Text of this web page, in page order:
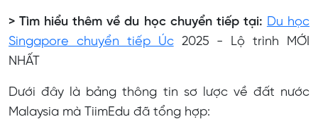
> Tìm hiểu thêm về du học chuyển tiếp tại: Du học
Singapore chuyển tiếp Úc2025 - Lộ trình MỚI
NHẤT
Dưới đây là bảng thông tin sơ lược về đất nước
Malaysia mà TiimEdu đã tổng hợp: